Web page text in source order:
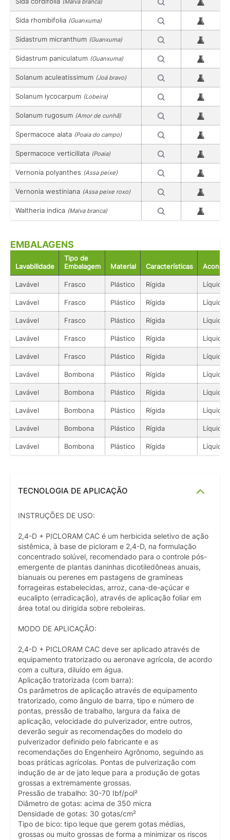
(Malva branca)
Sida rhombifolia (Guanxuma)
Sidastrum micranthum (Guanxuma)
Sidastrum paniculatum (Guanxuma)
Solanum aculeatissimum (Joá bravo)
Solanum lycocarpum (Lobeira)
Solanum rugosum (Amor de cunhã)
Spermacoce alata (Poaia do campo)
Spermacoce verticillata (Poaia)
Vernonia polyanthes (Assa peixe)
Vernonia westiniana (Assa peixe roxo)
Waltheria indica (Malva branca)
EMBALAGENS
Lavabilidade
Tipo de
Embalagem
Material Características
Lavável Frasco Plástico Rígida Líquido
Lavável Frasco Plástico Rígida Líquido
Lavável Frasco Plástico Rígida Líquido
Lavável Frasco Plástico Rígida Líquido
Lavável Frasco Plástico Rígida Líquido
Lavável Bombona Plástico Rígida Líquido
Lavável Bombona Plástico Rígida Líquido
Lavável Bombona Plástico Rígida Líquido
Lavável Bombona Plástico Rígida Líquido
Lavável Bombona Plástico Rígida Líquido
TECNOLOGIA DE APLICAÇÃO
INSTRUÇÕES DE USO:
2,4-D + PICLORAM CAC é um herbicida seletivo de ação
sistêmica, à base de picloram e 2,4-D, na formulação
concentrado solúvel, recomendado para o controle pós-
emergente de plantas daninhas dicotiledôneas anuais,
bianuais ou perenes em pastagens de gramíneas
forrageiras estabelecidas, arroz, cana-de-açúcar e
eucalipto (erradicação), através de aplicação foliar em
área total ou dirigida sobre reboleiras.
MODO DE APLICAÇÃO:
2,4-D + PICLORAM CAC deve ser aplicado através de
equipamento tratorizado ou aeronave agrícola, de acordo
com a cultura, diluído em água.
Aplicação tratorizada (com barra):
Os parâmetros de aplicação através de equipamento
tratorizado, como ângulo de barra, tipo e número de
pontas, pressão de trabalho, largura da faixa de
aplicação, velocidade do pulverizador, entre outros,
deverão seguir as recomendações do modelo do
pulverizador definido pelo fabricante e as
recomendações do Engenheiro Agrônomo, seguindo as
boas práticas agrícolas. Pontas de pulverização com
indução de ar de jato leque para a produção de gotas
grossas a extremamente grossas.
Pressão de trabalho: 30-70 Ibf/pol²
Diâmetro de gotas: acima de 350 micra
Densidade de gotas: 30 gotas/cm²
Tipo de bico: tipo leque que gerem gotas médias,
grossas ou muito grossas de forma a minimizar os riscos